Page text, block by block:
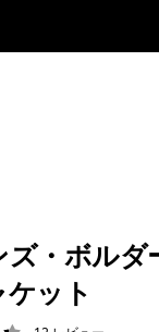
ズ・ボルダ
ット